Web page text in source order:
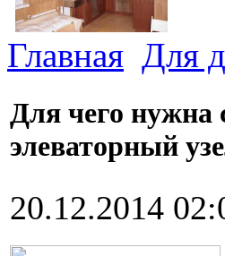
Главная Для
Для чего нужна
элеваторный
20.12.2014